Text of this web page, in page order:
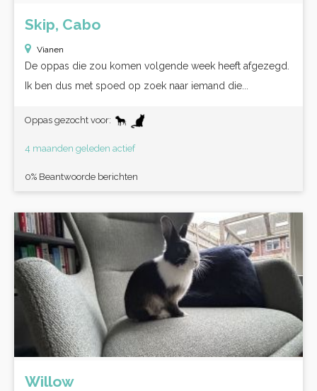
Skip, Cabo
Vianen
De oppas die zou komen volgende week heeft afgezegd.
Ik ben dus met spoed op zoek naar iemand die...
Oppas gezocht voor:
4 maanden geleden actief
0% Beantwoorde berichten
Willow